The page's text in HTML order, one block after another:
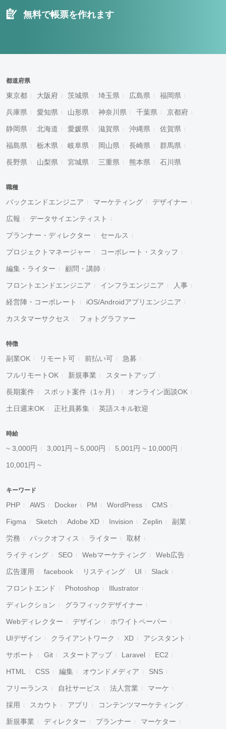
無料で帳票を作れます
都道府県
東京都 大阪府 茨城県 埼玉県 広島県 福岡県
兵庫県 愛知県 山形県 神奈川県 千葉県 京都府
静岡県 北海道 愛媛県 滋賀県 沖縄県 佐賀県
福島県 栃木県 岐阜県 岡山県 長崎県 群馬県
長野県 山梨県 宮城県 三重県 熊本県 石川県
職種
バックエンドエンジニア マーケティング デザイナー
広報 データサイエンティスト
プランナー・ディレクター セールス
プロジェクトマネージャー コーポレート・スタッフ
編集・ライター 顧問・講師
フロントエンドエンジニア インフラエンジニア 人事
経営陣・コーポレート iOS/Androidアプリエンジニア
カスタマーサクセス フォトグラファー
特徴
副業OK リモート可 前払い可 急募
フルリモートOK 新規事業 スタートアップ
長期案件 スポット案件（1ヶ月） オンライン面談OK
土日週末OK 正社員募集 英語スキル歓迎
時給
~ 3,000円 3,001円 ~ 5,000円 5,001円 ~ 10,000円
10,001円 ~
キーワード
PHP AWS Docker PM WordPress CMS
Figma Sketch Adobe XD Invision Zeplin 副業
労務 バックオフィス ライター 取材
ライティング SEO Webマーケティング Web広告
広告運用 facebook リスティング UI Slack
フロントエンド Photoshop Illustrator
ディレクション グラフィックデザイナー
Webディレクター デザイン ホワイトペーパー
UIデザイン クライアントワーク XD アシスタント
サポート Git スタートアップ Laravel EC2
HTML CSS 編集 オウンドメディア SNS
フリーランス 自社サービス 法人営業 マーケ
採用 スカウト アプリ コンテンツマーケティング
新規事業 ディレクター プランナー マーケター